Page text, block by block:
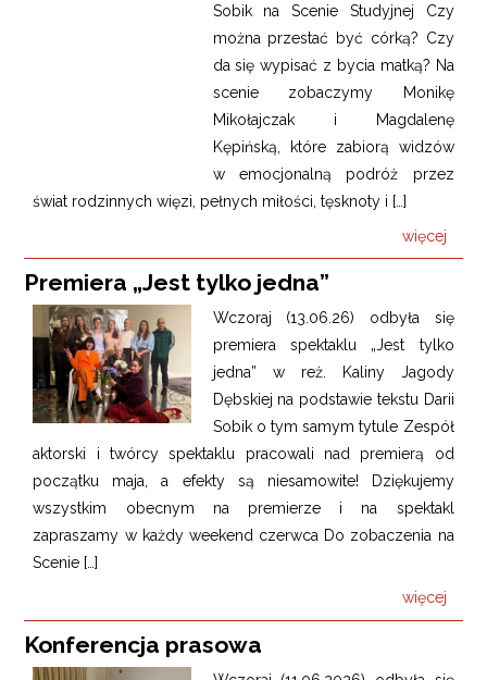
Sobik na Scenie Studyjnej Czy
można przestać być córką? Czy
da się wypisać z bycia matką? Na
scenie zobaczymy Monikę
Mikołajczak i Magdalenę
Kępińską, które zabiorą widzów
w emocjonalną podróż przez
świat rodzinnych więzi, pełnych miłości, tęsknoty i […]
więcej
Premiera „Jest tylko jedna”
Wczoraj (13.06.26) odbyła się
premiera spektaklu „Jest tylko
jedna” w reż. Kaliny Jagody
Dębskiej na podstawie tekstu Darii
Sobik o tym samym tytule Zespół
aktorski i twórcy spektaklu pracowali nad premierą od
początku maja, a efekty są niesamowite! Dziękujemy
wszystkim obecnym na premierze i na spektakl
zapraszamy w każdy weekend czerwca Do zobaczenia na
Scenie […]
więcej
Konferencja prasowa